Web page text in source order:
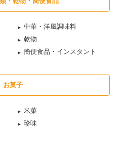
中華・洋風調味料
乾物
簡便食品・インスタント
お菓子
米菓
珍味